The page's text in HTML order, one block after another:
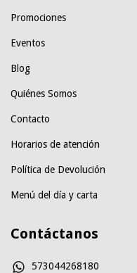
Promociones
Eventos
Blog
Quiénes Somos
Contacto
Horarios de atención
Política de Devolución
Menú del día y carta
Contáctanos
573044268180